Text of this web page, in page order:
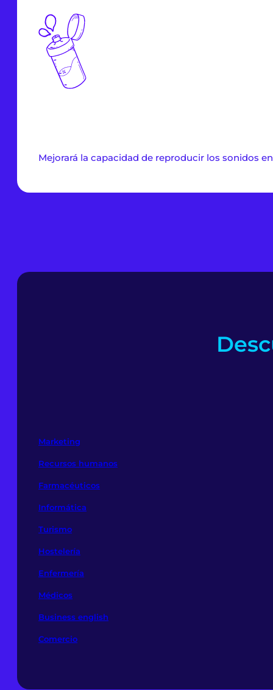
Mejorará la capacidad de reproducir los sonidos
Marketing
Recursos humanos
Farmacéuticos
Informática
Turismo
Hostelería
Enfermería
Médicos
Business english
Comercio